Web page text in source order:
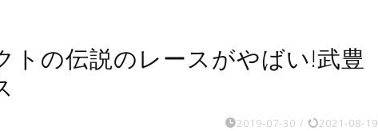
トの伝説のレースがやばい!武豊
2019-07-30 / 2021-08-19